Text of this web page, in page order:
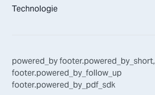
Technologie
powered_byfooter.powered_by_short,
footer.powered_by_follow_up
footer.powered_by_pdf_sdk